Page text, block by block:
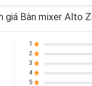
giá Bàn mixer Alto
1
2
3
4
5